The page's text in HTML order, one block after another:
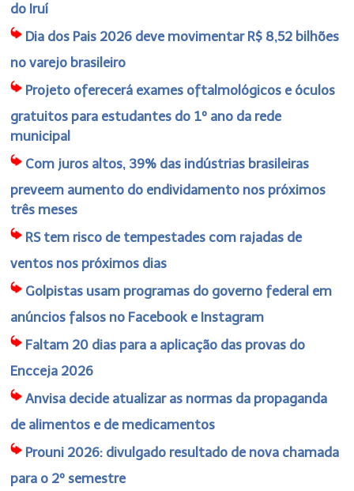
do Iruí
Dia dos Pais 2026 deve movimentar R$ 8,52 bilhões
no varejo brasileiro
Projeto oferecerá exames oftalmológicos e óculos
gratuitos para estudantes do 1º ano da rede
municipal
Com juros altos, 39% das indústrias brasileiras
preveem aumento do endividamento nos próximos
três meses
RS tem risco de tempestades com rajadas de
ventos nos próximos dias
Golpistas usam programas do governo federal em
anúncios falsos no Facebook e Instagram
Faltam 20 dias para a aplicação das provas do
Encceja 2026
Anvisa decide atualizar as normas da propaganda
de alimentos e de medicamentos
Prouni 2026: divulgado resultado de nova chamada
para o 2º semestre